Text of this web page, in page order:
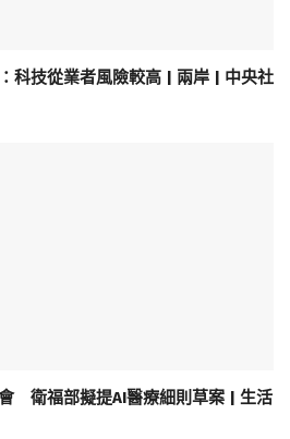
科技從業者風險較高 | 兩岸 | 中央社
衛福部擬提AI醫療細則草案 | 生活